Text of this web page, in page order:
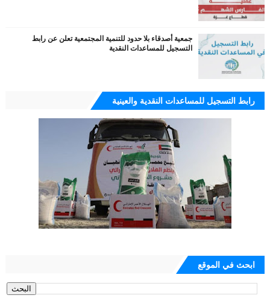
جمعية أصدقاء بلا حدود للتنمية المجتمعية تعلن عن رابط
التسجيل للمساعدات النقدية
رابط التسجيل للمساعدات النقدية والعينية
ابحث في الموقع